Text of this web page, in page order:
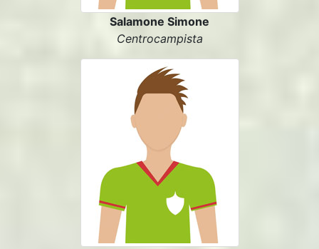
Salamone Simone
Centrocampista